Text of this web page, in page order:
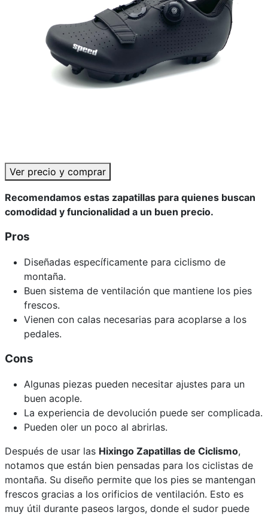
Ver precio y comprar
Recomendamos estas zapatillas para quienes buscan
comodidad y funcionalidad a un buen precio.
Pros
Diseñadas específicamente para ciclismo de
montaña.
Buen sistema de ventilación que mantiene los pies
frescos.
Vienen con calas necesarias para acoplarse a los
pedales.
Cons
Algunas piezas pueden necesitar ajustes para un
buen acople.
La experiencia de devolución puede ser complicada.
Pueden oler un poco al abrirlas.
Después de usar las Hixingo Zapatillas de Ciclismo,
notamos que están bien pensadas para los ciclistas de
montaña. Su diseño permite que los pies se mantengan
frescos gracias a los orificios de ventilación. Esto es
muy útil durante paseos largos, donde el sudor puede